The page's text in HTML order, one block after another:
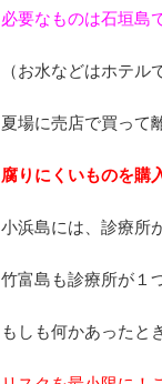
必要なものは石垣島
（お水などはホテル
夏場に売店で買って
腐りにくいものを購
小浜島には、診療所
竹富島も診療所が１
もしも何かあったと